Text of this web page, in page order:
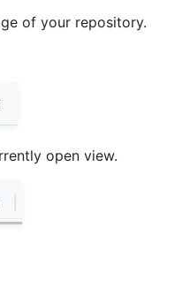
of your repository.
open view.